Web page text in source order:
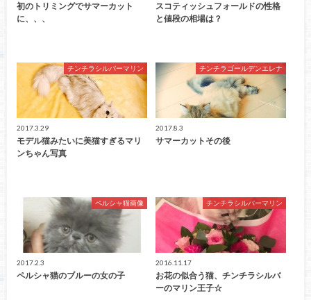
初のトリミングでサマーカット
に、、、
スコティッシュフォールドの性格
と値段の相場は？
チンチラシルバーマリン
2017.3.29
モデル猫みたいに美猫すぎるマリ
ンちゃん写真
チンチラゴールデンエレナ
2017.8.3
サマーカットその後
ペルシャ猫画像
2017.2.3
ペルシャ猫のブルーの女の子
チンチラシルバーマリン
2016.11.17
お花の似合う猫、チンチラシルバ
ーのマリン王子☆